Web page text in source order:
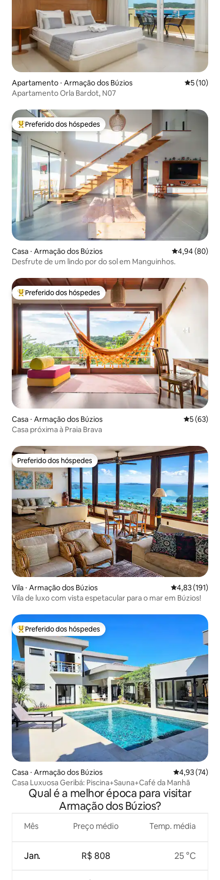
Apartamento ⋅ Armação dos Búzios 5 de uma
5 (10)
Apartamento Orla Bardot, N07
Entre os melhores preferidos dos hóspedes
Preferido dos hóspedes
Casa ⋅ Armação dos Búzios 4,94 de uma
4,94 (80)
Desfrute de um lindo por do sol em Manguinhos.
Entre os melhores preferidos dos hóspedes
Preferido dos hóspedes
Casa ⋅ Armação dos Búzios 5 de uma
5 (63)
Casa próxima à Praia Brava
Preferido dos hóspedes
Preferido dos hóspedes
Vila ⋅ Armação dos Búzios 4,83 de uma
4,83 (191)
Vila de luxo com vista espetacular para o mar em Búzios!
Entre os melhores preferidos dos hóspedes
Preferido dos hóspedes
Casa ⋅ Armação dos Búzios 4,93 de uma
4,93 (74)
Casa Luxuosa Geribá: Piscina+Sauna+Café da Manhã
Qual é a melhor época para visitar
Armação dos Búzios?
Mês
Jan.
Preço médio
R$ 808
Temp. média
25 °C